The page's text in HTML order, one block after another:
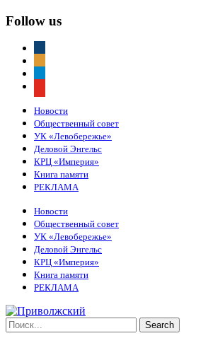
Follow us
Новости
Общественный совет
УК «Левобережье»
Деловой Энгельс
КРЦ «Империя»
Книга памяти
РЕКЛАМА
Новости
Общественный совет
УК «Левобережье»
Деловой Энгельс
КРЦ «Империя»
Книга памяти
РЕКЛАМА